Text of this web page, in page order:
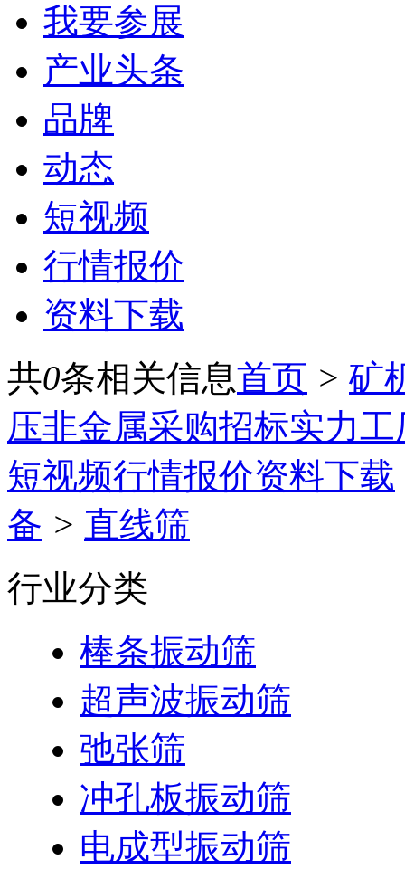
我要参展
产业头条
品牌
动态
短视频
行情报价
资料下载
共0条相关信息首页 > 矿
压非金属采购招标实力工
短视频行情报价资料下载
备 > 直线筛
行业分类
棒条振动筛
超声波振动筛
弛张筛
冲孔板振动筛
电成型振动筛